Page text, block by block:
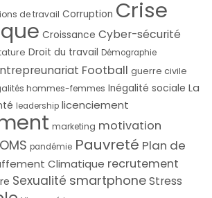
de travail Corruption Crise
Croissance Cyber-sécurité
Droit du travail Démographie
Football guerre civile
hommes-femmes Inégalité sociale La
leadership licenciement
marketing motivation
OMS pandémie Pauvreté Plan de
Climatique recrutement
Sexualité smartphoneStress